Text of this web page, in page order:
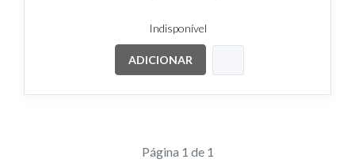
Indisponível
ADICIONAR
Página 1 de 1